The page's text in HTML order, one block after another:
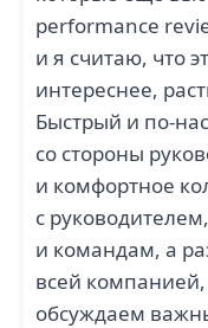
performance
и я считаю, что
интереснее,
Быстрый и по-
со стороны
и комфортное
с
и командам, а
всей
обсуждаем